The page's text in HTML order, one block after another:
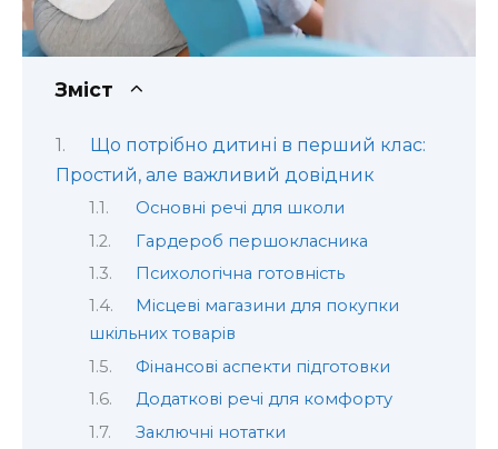
Зміст
Що потрібно дитині в перший клас:
Простий, але важливий довідник
Основні речі для школи
Гардероб першокласника
Психологічна готовність
Місцеві магазини для покупки
шкільних товарів
Фінансові аспекти підготовки
Додаткові речі для комфорту
Заключні нотатки